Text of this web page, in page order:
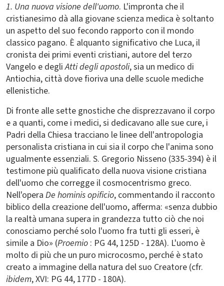
1. Una nuova visione dell'uomo. L'impronta che il
cristianesimo dà alla giovane scienza medica è soltanto
un aspetto del suo fecondo rapporto con il mondo
classico pagano. È alquanto significativo che Luca, il
cronista dei primi eventi cristiani, autore del terzo
Vangelo e degliAtti degli apostoli, sia un medico di
Antiochia, città dove fioriva una delle scuole mediche
ellenistiche.
Di fronte alle sette gnostiche che disprezzavano il corpo
e a quanti, come i medici, si dedicavano alle sue cure, i
Padri della Chiesa tracciano le linee dell'antropologia
personalista cristiana in cui sia il corpo che l'anima sono
ugualmente essenziali. S. Gregorio Nisseno (335-394) è il
testimone più qualificato della nuova visione cristiana
dell'uomo che corregge il cosmocentrismo greco.
Nell'opera De hominis opificio, commentando il racconto
biblico della creazione dell'uomo, afferma: «senza dubbio
la realtà umana supera in grandezza tutto ciò che noi
conosciamo perché solo l'uomo fra tutti gli esseri, è
simile a Dio» (Proemio : PG 44, 125D - 128A). L'uomo è
molto di più che un puro microcosmo, perché è stato
creato a immagine della natura del suo Creatore (cfr.
ibidem, XVI: PG 44, 177D - 180A).